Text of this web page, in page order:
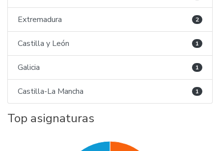
Extremadura 2
Castilla y León 1
Galicia 1
Castilla-La Mancha 1
Top asignaturas